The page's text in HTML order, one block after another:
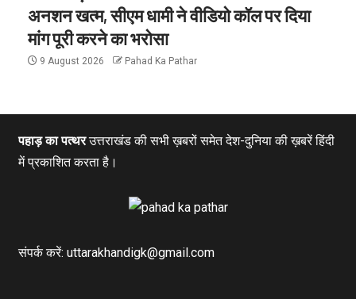
अनशन खत्म, सीएम धामी ने वीडियो कॉल पर दिया
मांग पूरी करने का भरोसा
9 August 2026 Pahad Ka Pathar
पहाड़ का पत्थरउत्तराखंड की सभी ख़बरों समेत देश-दुनिया की ख़बरें हिंदी
में प्रकाशित करता है।
संपर्क करें: uttarakhandigk@gmail.com